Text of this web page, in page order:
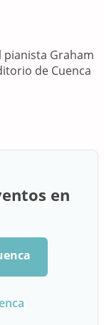
pianista Graham
de Cuenca
en